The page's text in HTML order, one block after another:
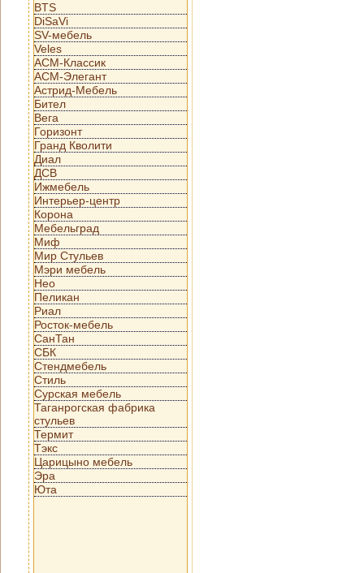
BTS
DiSaVi
SV-мебель
Veles
АСМ-Классик
АСМ-Элегант
Астрид-Мебель
Бител
Вега
Горизонт
Гранд Кволити
Диал
ДСВ
Ижмебель
Интерьер-центр
Корона
Мебельград
Миф
Мир Стульев
Мэри мебель
Нео
Пеликан
Риал
Росток-мебель
СанТан
СБК
Стендмебель
Стиль
Сурская мебель
Таганрогская фабрика
стульев
Термит
Тэкс
Царицыно мебель
Эра
Юта